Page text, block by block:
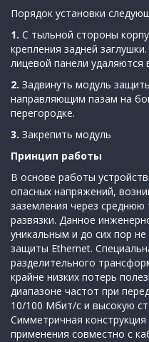
Порядок установки
1. С тыльной стороны
крепления задней
лицевой панели удаляются
2. Задвинуть модуль
направляющим пазам на
перегородке.
3. Закрепить модуль
Принцип работы
В основе работы
опасных напряжений,
заземления через
развязки. Данное
уникальным и до сих пор
защиты Ethernet.
разделительного
крайне низких потерь
диапазоне частот при
10/100 Мбит/с и высокую
Симметричная
применения совместно с